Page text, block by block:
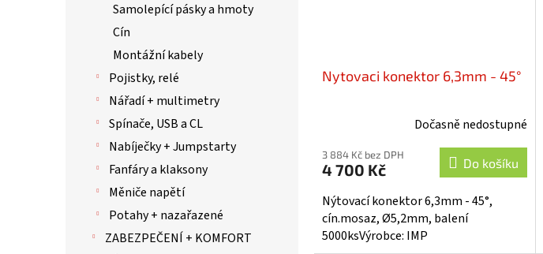
Samolepící pásky a hmoty
Cín
Montážní kabely
Pojistky, relé
Nářadí + multimetry
Spínače, USB a CL
Nabíječky + Jumpstarty
Fanfáry a klaksony
Měniče napětí
Potahy + nazařazené
ZABEZPEČENÍ + KOMFORT
Nytovaci konektor 6,3mm - 45°
Dočasně nedostupné
3 884 Kč bez DPH
4 700 Kč Do košíku
Nýtovací konektor 6,3mm - 45°,
cín.mosaz, Ø5,2mm, balení
5000ksVýrobce: IMP